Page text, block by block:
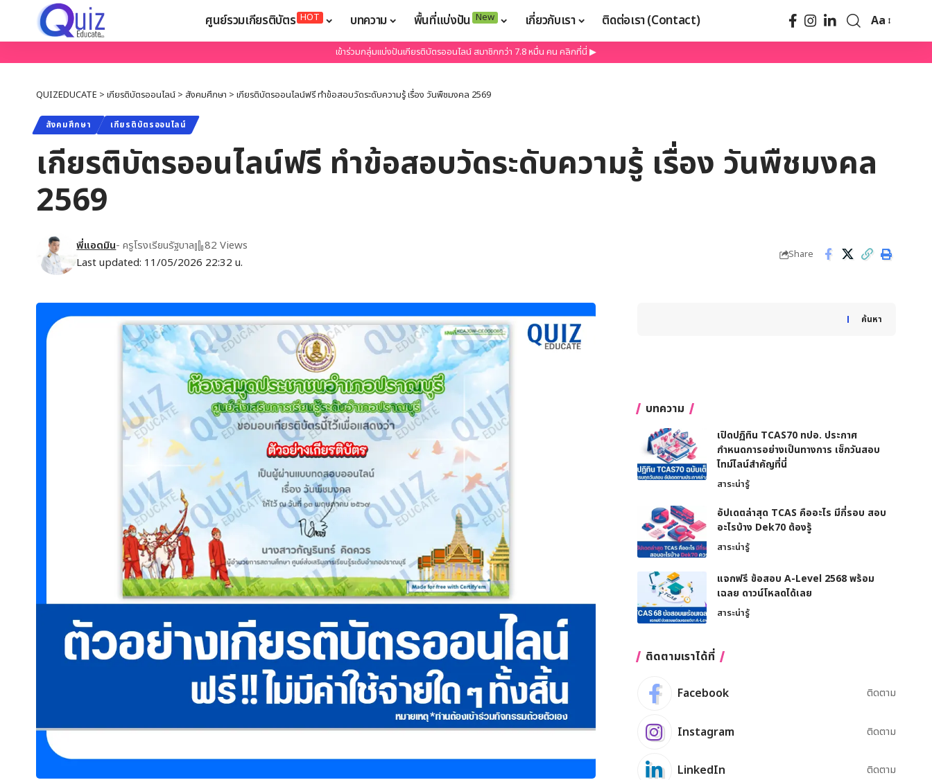
ศูนย์รวมเกียรติบัตร HOT บทความ พื้นที่แบ่งปัน New เกี่ยวกับเรา ติดต่อเรา (Contact) Aa
เข้าร่วมกลุ่มแบ่งปันเกียรติบัตรออนไลน์ สมาชิกกว่า 7.8 หมื่น คน คลิกที่นี่ ▶
QUIZEDUCATE > เกียรติบัตรออนไลน์ > สังคมศึกษา > เกียรติบัตรออนไลน์ฟรี ทำข้อสอบวัดระดับความรู้ เรื่อง วันพืชมงคล 2569
สังคมศึกษา เกียรติบัตรออนไลน์
เกียรติบัตรออนไลน์ฟรี ทำข้อสอบวัดระดับความรู้ เรื่อง วันพืชมงคล
2569
Last updated: 11/05/2026 22:32 น.
พี่แอดมิน- ครูโรงเรียนรัฐบาล 82 Views
Share
ค้นหา
When autocomplete results are available use up and
บทความ
เปิดปฏิทิน TCAS70 ทปอ. ประกาศ
กำหนดการอย่างเป็นทางการ เช็กวันสอบ
ไทม์ไลน์สำคัญที่นี่
สาระน่ารู้
อัปเดตล่าสุด TCAS คืออะไร มีกี่รอบ สอบ
อะไรบ้าง Dek70 ต้องรู้
สาระน่ารู้
แจกฟรี ข้อสอบ A-Level 2568 พร้อม
เฉลย ดาวน์โหลดได้เลย
สาระน่ารู้
ติดตามเราได้ที่
Facebook ติดตาม
Instagram ติดตาม
LinkedIn ติดตาม